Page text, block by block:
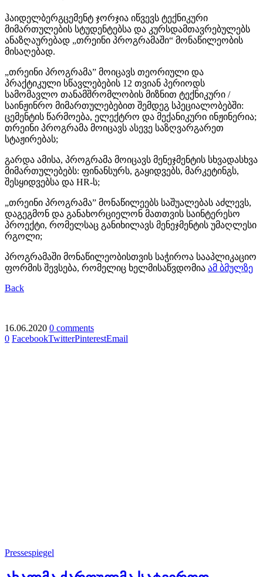
ჰაიდელბერგცემენტ ჯორჯია იწვევს ტექნიკური
მიმართულების სტუდენტებსა და კურსდამთავრებულებს
ანაზღაურებად „თრეინი პროგრამაში“ მონაწილეობის
მისაღებად.
„თრეინი პროგრამა” მოიცავს თეორიული და
პრაქტიკული სწავლებების 12 თვიან პერიოდს
სამომავლო თანამშრომლობის მიზნით ტექნიკური /
საინჟინრო მიმართულებებით შემდეგ სპეციალობებში:
ცემენტის წარმოება, ელექტრო და მექანიკური ინჟინერია;
თრეინი პროგრამა მოიცავს ასევე საზღვარგარეთ
სტაჟირებას;
გარდა ამისა, პროგრამა მოიცავს მენეჯმენტის სხვადასხვა
მიმართულებებს: ფინანსურს, გაყიდვებს, მარკეტინგს,
შესყიდვებსა და HR-ს;
„თრეინი პროგრამა” მონაწილეებს საშუალებას აძლევს,
დაგეგმონ და განახორციელონ მათთვის საინტერესო
პროექტი, რომელსაც განიხილავს მენეჯმენტის უმაღლესი
რგოლი;
პროგრამაში მონაწილეობისთვის საჭიროა სააპლიკაციო
ფორმის შევსება, რომელიც ხელმისაწვდომია ამ ბმულზე
Back
16.06.2020 0 comments
0 FacebookTwitterPinterestEmail
Pressespiegel